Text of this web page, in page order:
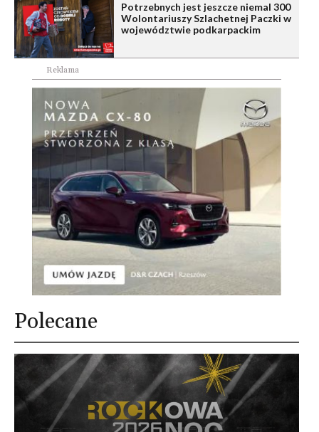
Potrzebnych jest jeszcze niemal 300
Wolontariuszy Szlachetnej Paczki w
województwie podkarpackim
Reklama
Polecane